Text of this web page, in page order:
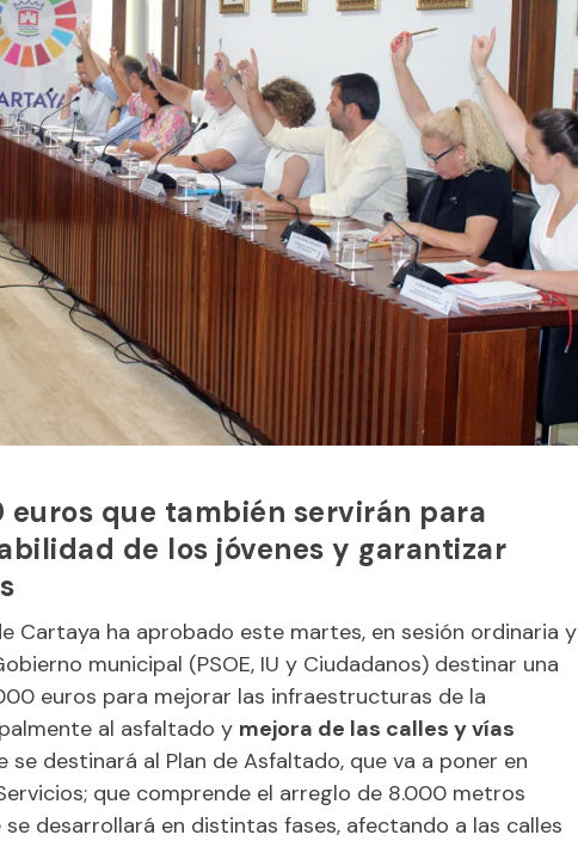
que también servirán para
de los jóvenes y garantizar
Cartaya ha aprobado este martes, en sesión ordinaria y
municipal (PSOE, IU y Ciudadanos) destinar una
euros para mejorar las infraestructuras de la
al asfaltado y mejora de las calles y vías
se destinará al Plan de Asfaltado, que va a poner en
que comprende el arreglo de 8.000 metros
desarrollará en distintas fases, afectando a las calles